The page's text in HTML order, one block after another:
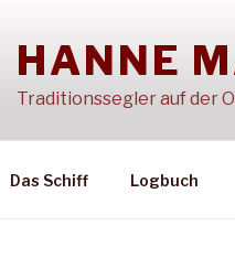
HANNE
Traditionssegler auf der
Das Schiff Logbuch